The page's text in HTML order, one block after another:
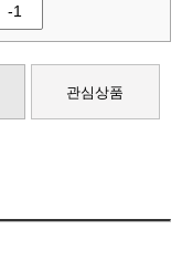
-1
관심상품